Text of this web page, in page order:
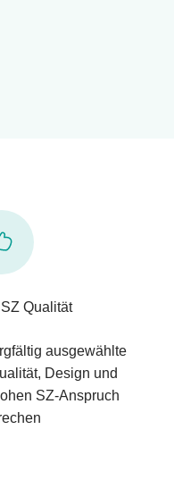
Qualität
ausgewählte
Design und
SZ-Anspruch